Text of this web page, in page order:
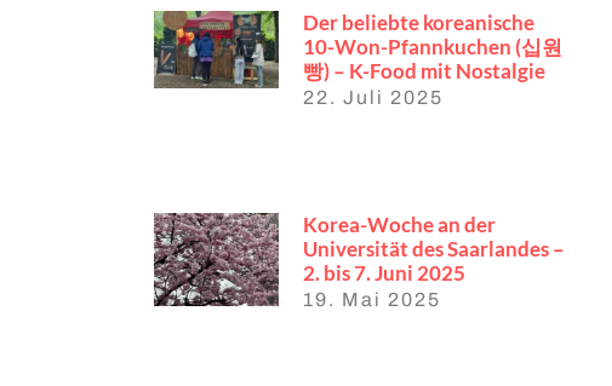
Der beliebte koreanische
10-Won-Pfannkuchen (십원
빵) – K-Food mit Nostalgie
22. Juli 2025
Korea-Woche an der
Universität des Saarlandes –
2. bis 7. Juni 2025
19. Mai 2025